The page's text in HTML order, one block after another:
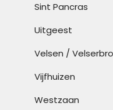
Sint Pancras
Uitgeest
Velsen /
Vijfhuizen
Westzaan